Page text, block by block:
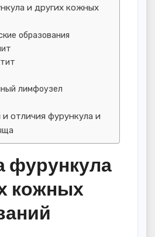
и других кожных
образования
лимфоузел
отличия фурункула и
фурункула
кожных